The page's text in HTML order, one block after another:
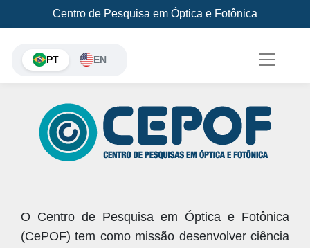
Centro de Pesquisa em Óptica e Fotônica
PT EN
O Centro de Pesquisa em Óptica e Fotônica
(CePOF) tem como missão desenvolver ciência